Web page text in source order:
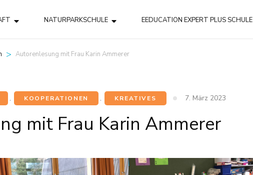
NATURPARKSCHULE EEDUCATION EXPERT PLUS SCHULE
> Autorenlesung mit Frau Karin Ammerer
, KOOPERATIONEN , KREATIVES 7. März 2023
mit Frau Karin Ammerer